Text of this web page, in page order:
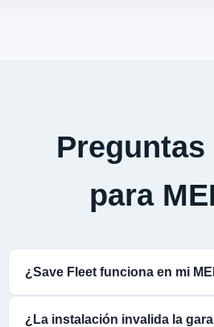
para
¿Save Fleet funciona en mi
¿La instalación invalida la